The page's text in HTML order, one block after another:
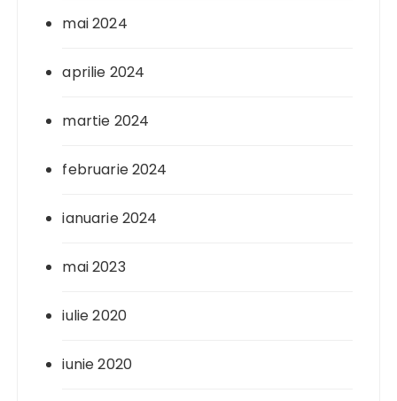
mai 2024
aprilie 2024
martie 2024
februarie 2024
ianuarie 2024
mai 2023
iulie 2020
iunie 2020